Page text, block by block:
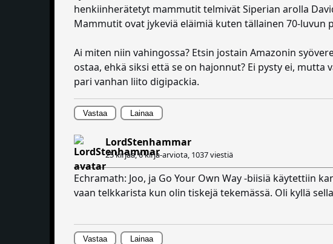
henkiinherätetyt mammutit telmivät Siperian arolla
Mammutit ovat jykeviä eläimiä kuten tällainen 70-
Ai miten niin vahingossa? Etsin jostain Amazonin
ostaa, ehkä siksi että se on hajonnut? Ei pysty ei,
pari vanhan liito digipackia.
Vastaa Lainaa
LordStenhammar
25 kirjaa, 6 kirja-arviota, 1037 viestiä
Echramath: Joo, ja Go Your Own Way -biisiä käytettiin
vaan telkkarista kun olin tiskejä tekemässä. Oli kyllä
Vastaa Lainaa